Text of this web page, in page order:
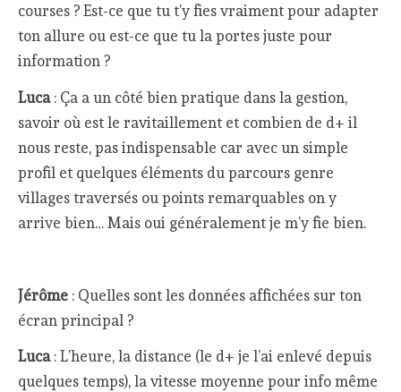
courses ? Est-ce que tu t’y fies vraiment pour adapter
ton allure ou est-ce que tu la portes juste pour
information ?
Luca : Ça a un côté bien pratique dans la gestion,
savoir où est le ravitaillement et combien de d+ il
nous reste, pas indispensable car avec un simple
profil et quelques éléments du parcours genre
villages traversés ou points remarquables on y
arrive bien… Mais oui généralement je m’y fie bien.
Jérôme : Quelles sont les données affichées sur ton
écran principal ?
Luca : L’heure, la distance (le d+ je l’ai enlevé depuis
quelques temps), la vitesse moyenne pour info même